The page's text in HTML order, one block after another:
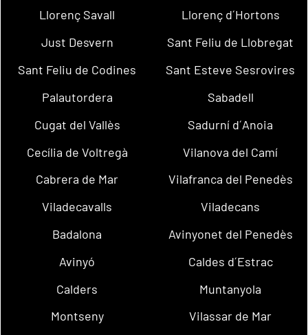
Llorenç Savall
Llorenç d´Hortons
Just Desvern
Sant Feliu de Llobregat
Sant Feliu de Codines
Sant Esteve Sesrovires
Palautordera
Sabadell
Cugat del Vallès
Sadurní d´Anoia
Cecília de Voltregà
Vilanova del Camí
Cabrera de Mar
Vilafranca del Penedès
Viladecavalls
Viladecans
Badalona
Avinyonet del Penedès
Avinyó
Caldes d´Estrac
Calders
Muntanyola
Montseny
Vilassar de Mar